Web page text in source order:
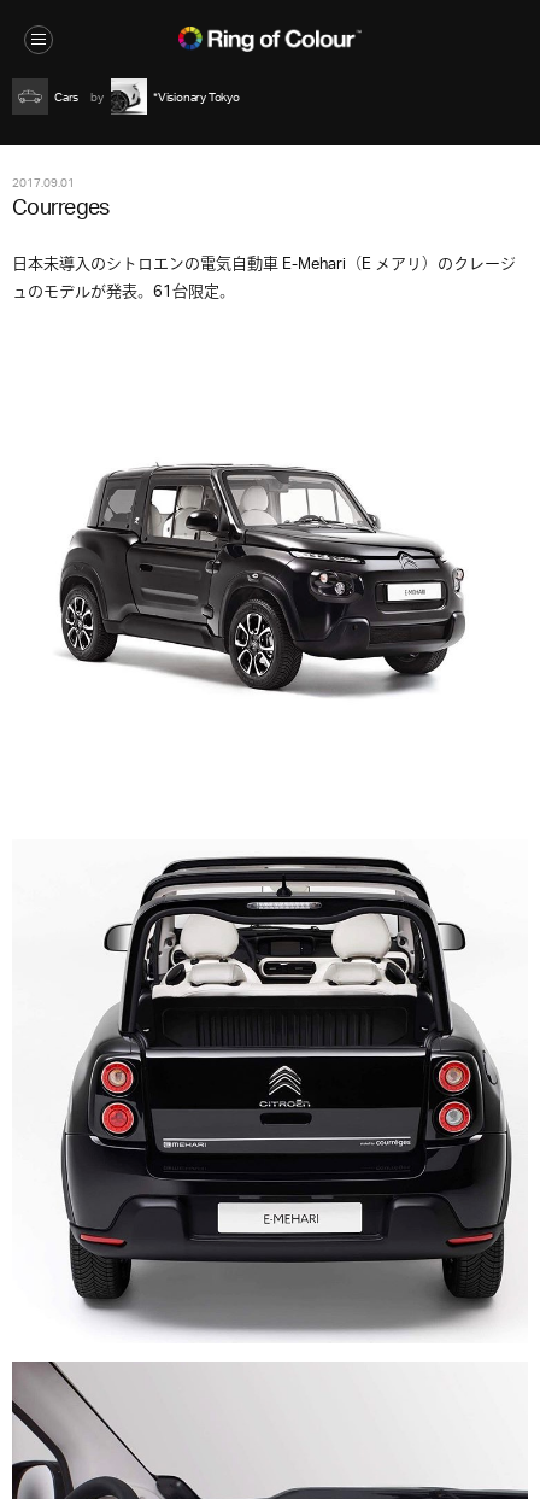
Cars *Visionary Tokyo
2017.09.01
Courreges
日本未導入のシトロエンの電気自動車 E-Mehari（E メアリ）のクレージ
ュのモデルが発表。61台限定。